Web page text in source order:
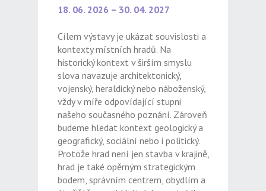
18. 06. 2026 – 30. 04. 2027
Cílem výstavy je ukázat souvislosti a
kontexty místních hradů. Na
historický kontext v širším smyslu
slova navazuje architektonický,
vojenský, heraldický nebo náboženský,
vždy v míře odpovídající stupni
našeho současného poznání. Zároveň
budeme hledat kontext geologický a
geografický, sociální nebo i politický.
Protože hrad není jen stavba v krajině,
hrad je také opěrným strategickým
bodem, správním centrem, obydlím a